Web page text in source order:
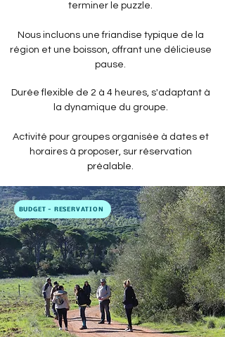
terminer le puzzle.
Nous incluons une friandise typique de la
région et une boisson, offrant une délicieuse
pause.
Durée flexible de 2 à 4 heures, s'adaptant à
la dynamique du groupe.
Activité pour groupes organisée à dates et
horaires à proposer, sur réservation
préalable.
BUDGET - RÉSERVATION